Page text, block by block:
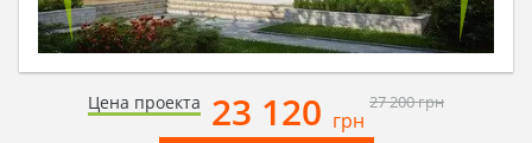
Цена проекта 23 120 грн
27 200грн